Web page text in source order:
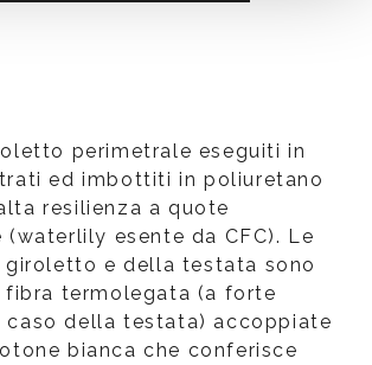
perimetrale eseguiti in
ed imbottiti in poliuretano
resilienza a quote
esente da CFC). Le
e della testata sono
termolegata (a forte
caso della testata) accoppiate
bianca che conferisce